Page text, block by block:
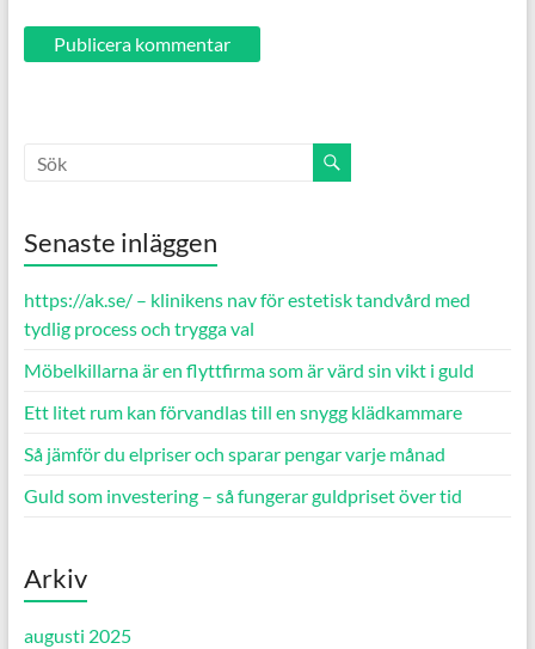
Senaste inläggen
https://ak.se/ – klinikens nav för estetisk tandvård med
tydlig process och trygga val
Möbelkillarna är en flyttfirma som är värd sin vikt i guld
Ett litet rum kan förvandlas till en snygg klädkammare
Så jämför du elpriser och sparar pengar varje månad
Guld som investering – så fungerar guldpriset över tid
Arkiv
augusti 2025